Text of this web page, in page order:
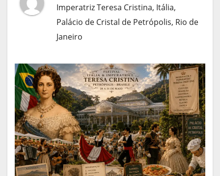
Imperatriz Teresa Cristina, Itália,
Palácio de Cristal de Petrópolis, Rio de
Janeiro